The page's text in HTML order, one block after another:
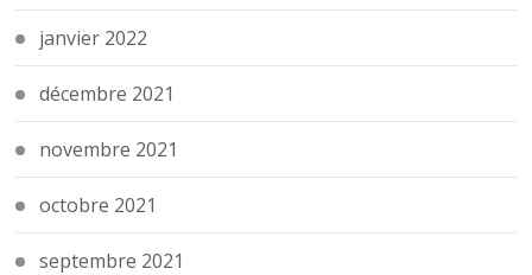
janvier 2022
décembre 2021
novembre 2021
octobre 2021
septembre 2021